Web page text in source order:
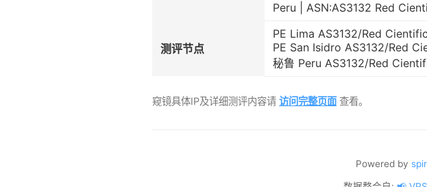
Peru | ASN:AS3132 Red
测评节点
PE Lima AS3132/Red
PE San Isidro AS3132/Red
秘鲁 Peru AS3132/Red
窥镜具体IP及详细测评内容请 访问完整页面查看。
Powered by